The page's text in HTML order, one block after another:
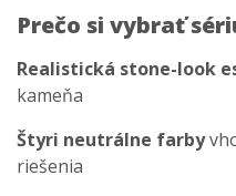
Prečo si vybrať
Realistická stone-look
kameňa
Štyri neutrálne farby
riešenia